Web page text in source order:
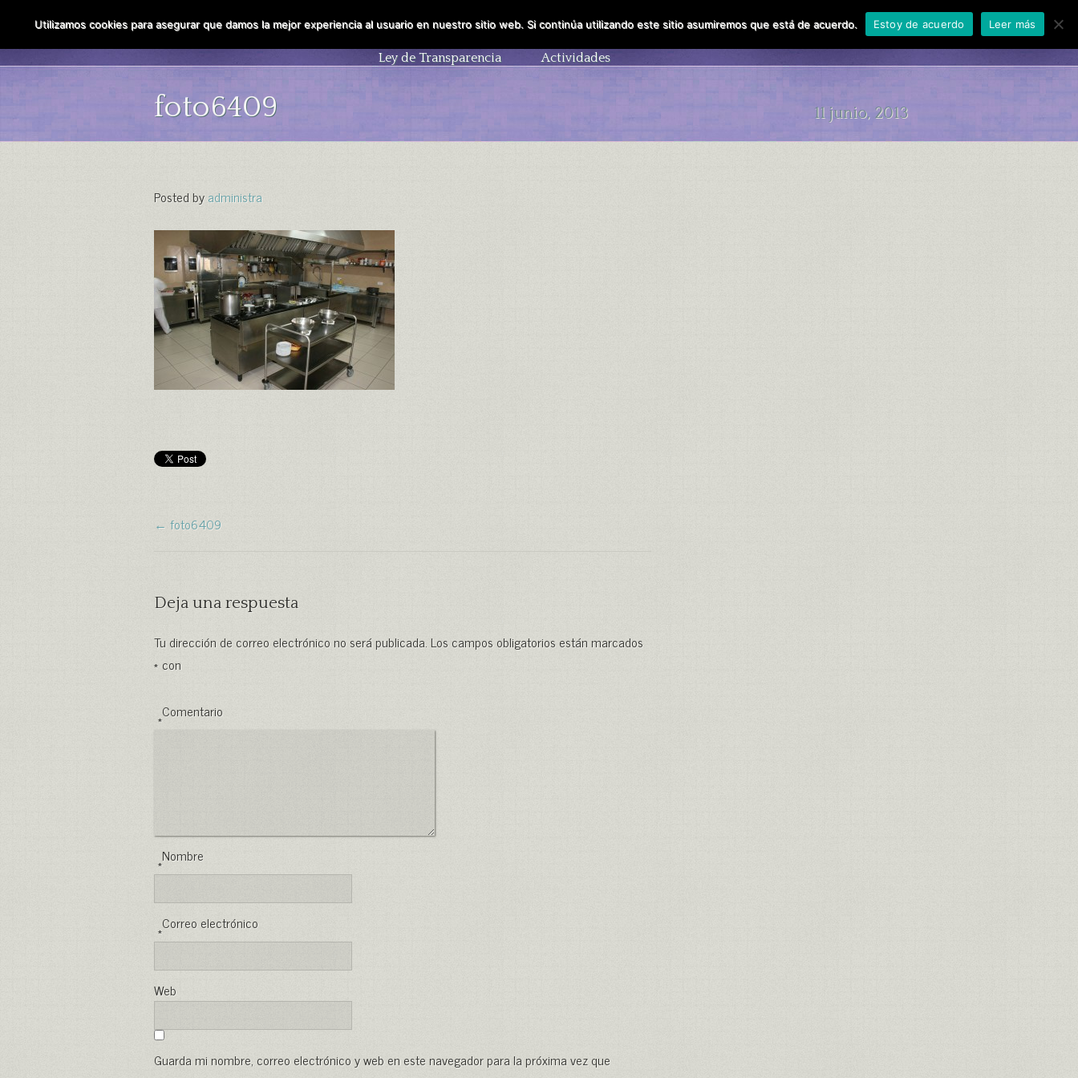
Enlaces
Contactar
Ley de Transparencia
Actividades
foto6409 11 junio, 2013
Posted byadministra
← foto6409
Deja una respuesta
Tu dirección de correo electrónico no será publicada.Los campos obligatorios están marcados
con
*
Comentario
*
Nombre
*
Correo electrónico
*
Web
Guarda mi nombre, correo electrónico y web en este navegador para la próxima vez que
Utilizamos cookies para asegurar que damos la mejor experiencia al usuario en nuestro sitio web. Si continúa utilizando este sitio asumiremos que está de acuerdo. Estoy de acuerdo Leer más